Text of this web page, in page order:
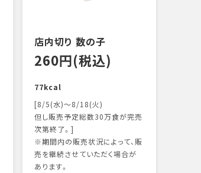
店内切り 数の子
260円(税込)
77kcal
[8/5(水)～8/18(火)
但し販売予定総数30万食が完売
次第終了。]
※期間内の販売状況によって、販
売を継続させていただく場合が
あります。